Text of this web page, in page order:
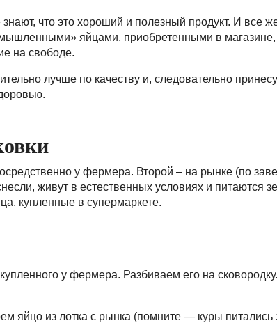
что это хороший и полезный продукт. И все
яйцами, приобретенными в магазине,
на свободе.
лучше по качеству и, следовательно
у фермера. Второй – на рынке (по
живут в естественных условиях и питаются
купленные в супермаркете.
у фермера. Разбиваем его на
яйцо из лотка с рынка (помните — куры питались